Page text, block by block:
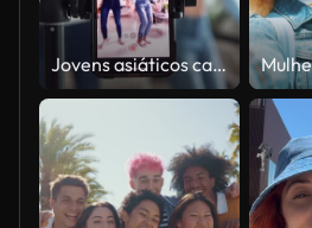
Jovens asiáticos casais de lésbicas influenciadoras se divertindo dançando música da moda juntos ao vivo tela on-line IG carretel tiktok na sala de estar em casa. Dançando e cantando em uma sala aconchegante.